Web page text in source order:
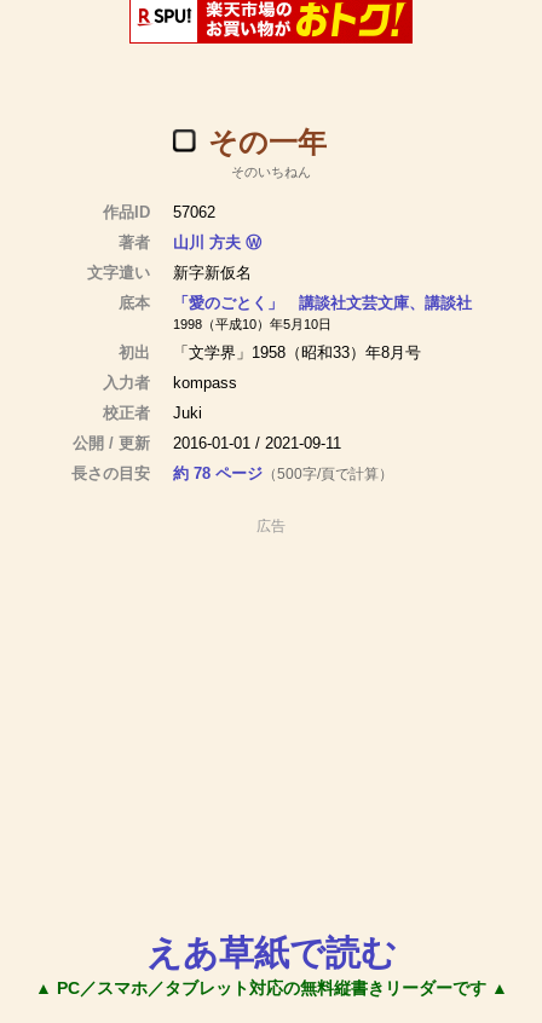
その一年
そのいちねん
作品ID
57062
著者
山川 方夫 Ⓦ
文字遣い
新字新仮名
底本
「愛のごとく」 講談社文芸文庫、講談社
1998（平成10）年5月10日
初出
「文学界」1958（昭和33）年8月号
入力者
kompass
校正者
Juki
公開 / 更新
2016-01-01 / 2021-09-11
長さの目安
約 78 ページ（500字/頁で計算）
広告
えあ草紙で読む
▲ PC／スマホ／タブレット対応の無料縦書きリーダーです ▲